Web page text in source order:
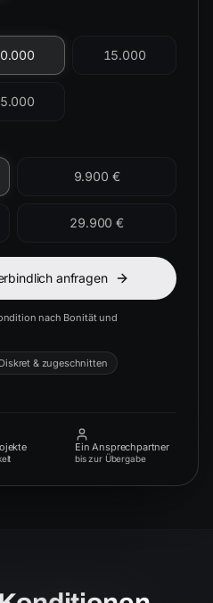
15.000
9.900 €
29.900 €
anfragen
nach Bonität und
Diskret & zugeschnitten
Ein Ansprechpartner
bis zur Übergabe